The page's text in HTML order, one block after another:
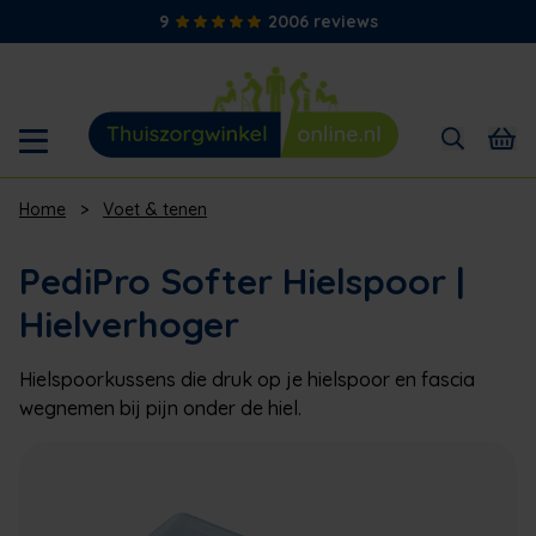
9 2006 reviews
Home > Voet & tenen
PediPro Softer Hielspoor |
Hielverhoger
Hielspoorkussens die druk op je hielspoor en fascia
wegnemen bij pijn onder de hiel.